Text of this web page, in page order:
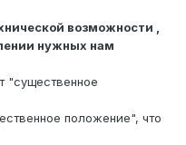
возможности ,
нужных нам
"существенное
положение", что